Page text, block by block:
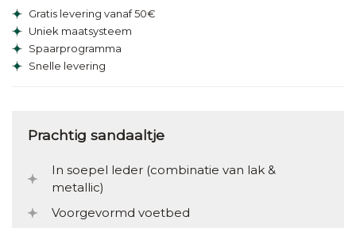
Gratis levering vanaf 50€
Uniek maatsysteem
Spaarprogramma
Snelle levering
Prachtig sandaaltje
In soepel leder (combinatie van lak &
metallic)
Voorgevormd voetbed